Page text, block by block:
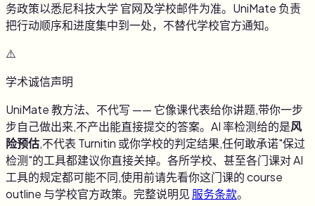
务政策以悉尼科技大学官网及学校邮件为准。UniMate 负责
把行动顺序和进度集中到一处，不替代学校官方通知。
⚠️
学术诚信声明
UniMate 教方法、不代写 —— 它像课代表给你讲题,带你一步
步自己做出来,不产出能直接提交的答案。AI 率检测给的是风
险预估,不代表 Turnitin 或你学校的判定结果,任何敢承诺"保过
检测"的工具都建议你直接关掉。各所学校、甚至各门课对 AI
工具的规定都可能不同,使用前请先看你这门课的 course
outline 与学校官方政策。完整说明见 服务条款。